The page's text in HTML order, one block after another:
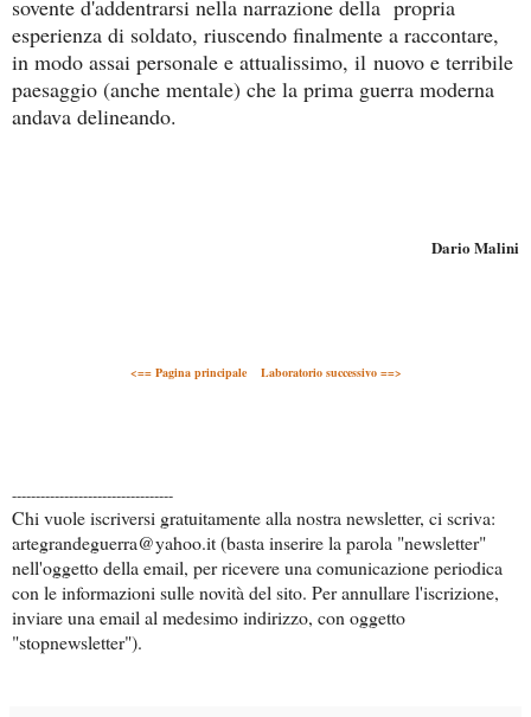
sovente d'addentrarsi nella narrazione della propria
esperienza di soldato, riuscendo finalmente a raccontare,
in modo assai personale e attualissimo, il nuovo e terribile
paesaggio (anche mentale) che la prima guerra moderna
andava delineando.
Dario Malini
<== Pagina principale Laboratorio successivo ==>
----------------------------------
Chi vuole iscriversi gratuitamente alla nostra newsletter, ci scriva:
artegrandeguerra@yahoo.it (basta inserire la parola "newsletter"
nell'oggetto della email, per ricevere una comunicazione periodica
con le informazioni sulle novità del sito. Per annullare l'iscrizione,
inviare una email al medesimo indirizzo, con oggetto
"stopnewsletter").